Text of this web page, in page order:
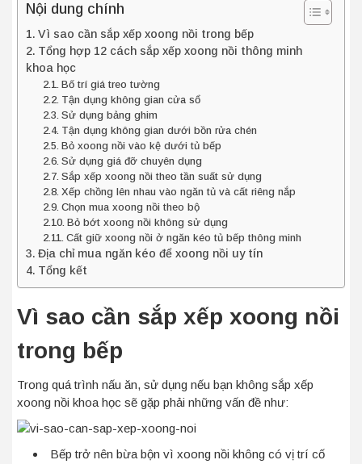
Nội dung chính
Vì sao cần sắp xếp xoong nồi trong bếp
Tổng hợp 12 cách sắp xếp xoong nồi thông minh
khoa học
Bố trí giá treo tường
Tận dụng không gian cửa sổ
Sử dụng bảng ghim
Tận dụng không gian dưới bồn rửa chén
Bỏ xoong nồi vào kệ dưới tủ bếp
Sử dụng giá đỡ chuyên dụng
Sắp xếp xoong nồi theo tần suất sử dụng
Xếp chồng lên nhau vào ngăn tủ và cất riêng nắp
Chọn mua xoong nồi theo bộ
Bỏ bớt xoong nồi không sử dụng
Cất giữ xoong nồi ở ngăn kéo tủ bếp thông minh
Địa chỉ mua ngăn kéo để xoong nồi uy tín
Tổng kết
Vì sao cần sắp xếp xoong nồi
trong bếp
Trong quá trình nấu ăn, sử dụng nếu bạn không sắp xếp
xoong nồi khoa học sẽ gặp phải những vấn đề như:
Bếp trở nên bừa bộn vì xoong nồi không có vị trí cố